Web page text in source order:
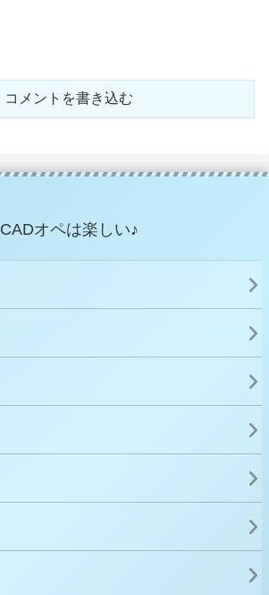
コメントを書き込む
CADオペは楽しい♪